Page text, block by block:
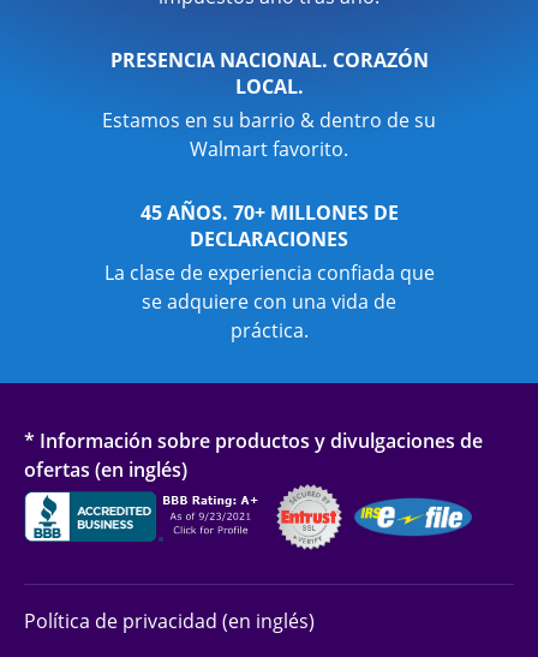
PRESENCIA NACIONAL. CORAZÓN
LOCAL.
Estamos en su barrio & dentro de su
Walmart favorito.
45 AÑOS. 70+ MILLONES DE
DECLARACIONES
La clase de experiencia confiada que
se adquiere con una vida de
práctica.
* Información sobre productos y divulgaciones de
ofertas (en inglés)
Política de privacidad (en inglés)